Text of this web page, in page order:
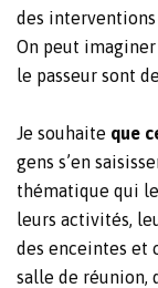
des
On peut
le passeur sont
Je souhaite que
gens s’en
thématique qui
leurs activités,
des enceintes et
salle de réunion,